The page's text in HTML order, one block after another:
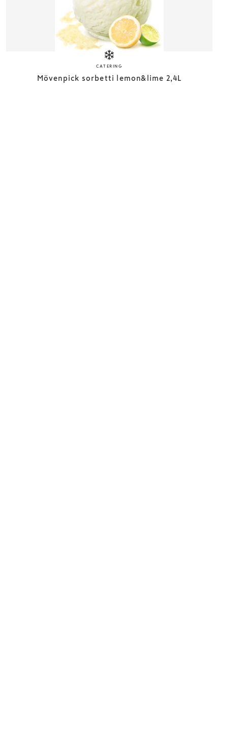
CATERING
Mövenpick sorbetti lemon&lime 2,4L